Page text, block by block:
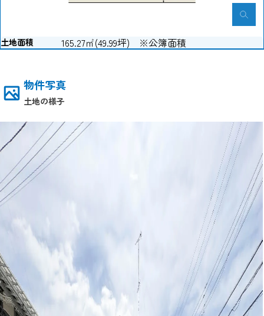
土地面積 165.27㎡(49.99坪) ※公簿面積
物件写真
土地の様子